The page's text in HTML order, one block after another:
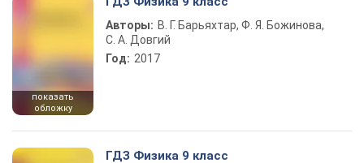
показать
обложку
Авторы: В. Г. Барьяхтар, Ф. Я. Божинова,
С. А. Довгий
Год: 2017
ГДЗ Физика 9 класс